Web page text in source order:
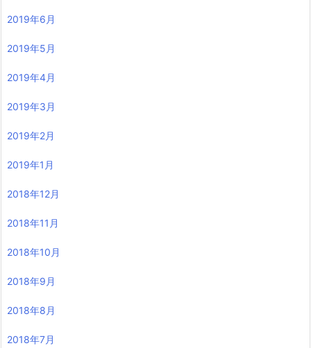
2019年6月
2019年5月
2019年4月
2019年3月
2019年2月
2019年1月
2018年12月
2018年11月
2018年10月
2018年9月
2018年8月
2018年7月